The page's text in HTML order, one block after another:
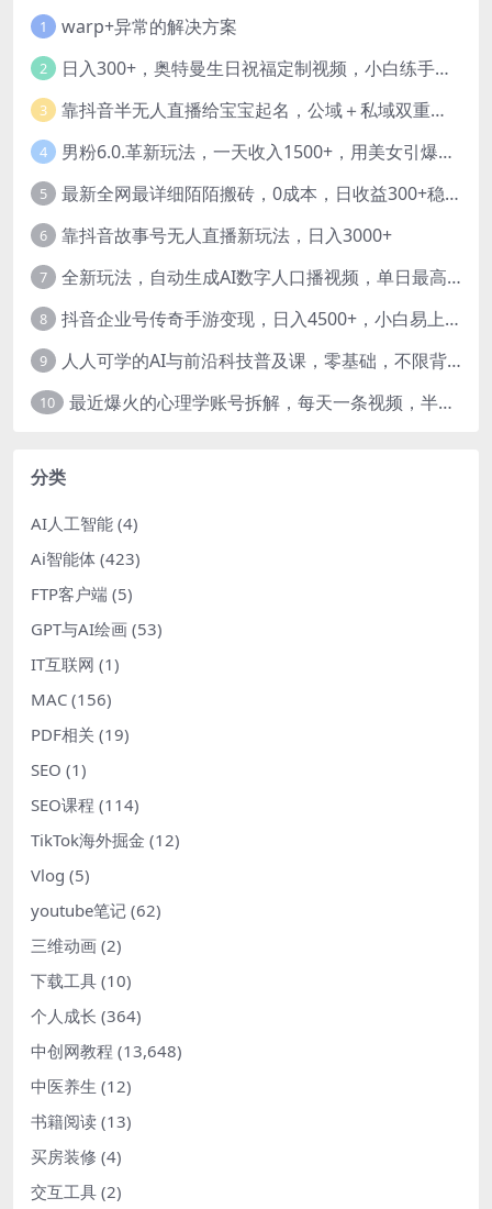
1 warp+异常的解决方案
2 日入300+，奥特曼生日祝福定制视频，小白练手项目-暖阳网
3 靠抖音半无人直播给宝宝起名，公域＋私域双重变现模式
4 男粉6.0.革新玩法，一天收入1500+，用美女引爆得物APP【揭秘】-暖阳网
5 最新全网最详细陌陌搬砖，0成本，日收益300+稳定收入【揭秘】
6 靠抖音故事号无人直播新玩法，日入3000+
7 全新玩法，自动生成AI数字人口播视频，单日最高3000+，能快速上手!-暖阳网
8 抖音企业号传奇手游变现，日入4500+，小白易上手
9 人人可学的AI与前沿科技普及课，零基础，不限背景通俗易懂，深入浅出-暖阳网
10 最近爆火的心理学账号拆解，每天一条视频，半个小时解决，轻松日入三百+-暖阳网
分类
AI人工智能 (4)
Ai智能体 (423)
FTP客户端 (5)
GPT与AI绘画 (53)
IT互联网 (1)
MAC (156)
PDF相关 (19)
SEO (1)
SEO课程 (114)
TikTok海外掘金 (12)
Vlog (5)
youtube笔记 (62)
三维动画 (2)
下载工具 (10)
个人成长 (364)
中创网教程 (13,648)
中医养生 (12)
书籍阅读 (13)
买房装修 (4)
交互工具 (2)